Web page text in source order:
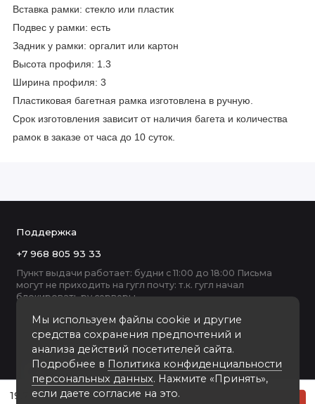
19.7 пластиковая рамка А2
Вставка рамки: стекло или пластик
Подвес у рамки: есть
Задник у рамки: оргалит или картон
Высота профиля: 1.3
Ширина профиля: 3
Пластиковая багетная рамка изготовлена в ручную.
Срок изготовления зависит от наличия багета и количества
рамок в заказе от часа до 10 суток.
Мы используем файлы cookie и другие
средства сохранения предпочтений и
анализа действий посетителей сайта.
Подробнее в Политика конфиденциальности
персональных данных. Нажмите «Принять»,
если даете согласие на это.
Поддержка
+7 968 805 93 33
Пункт выдачи работает: будни с 11:00 до 18:00 Письма
могут не приходить на гугл почту: т.к. гугл начал
блокировать ру серверы